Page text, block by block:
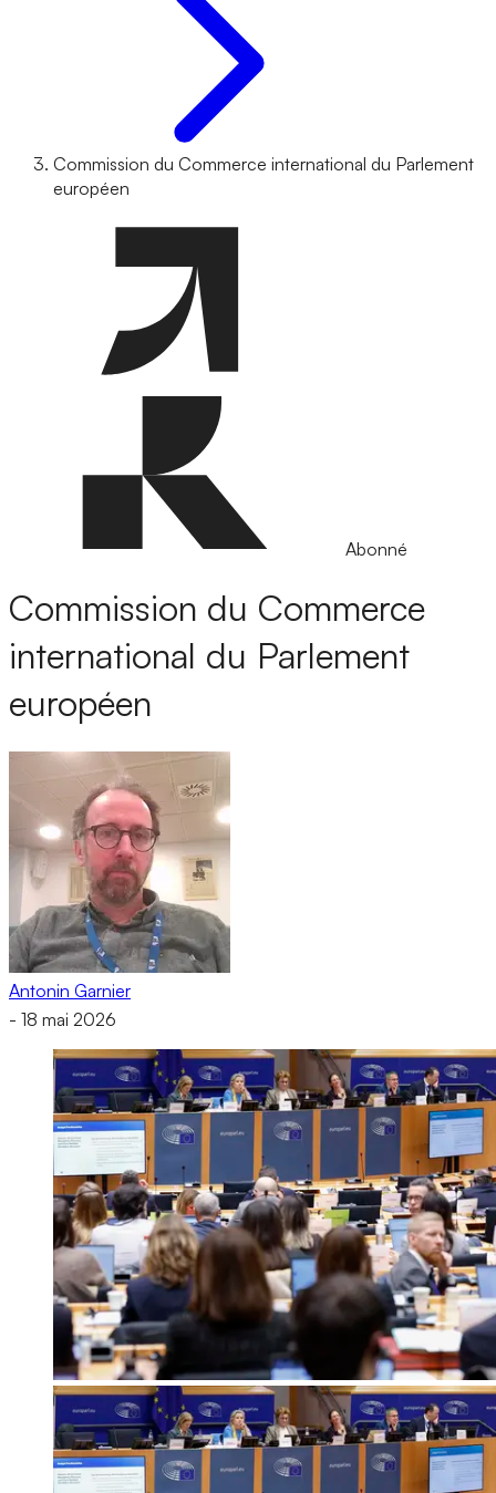
Commission du Commerce international du Parlement
européen
Abonné
Commission du Commerce
international du Parlement
européen
Antonin Garnier
- 18 mai 2026